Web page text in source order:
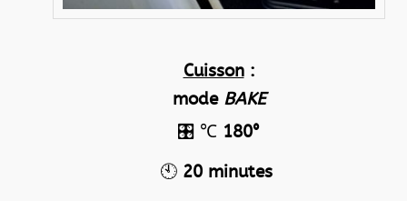
Cuisson:
mode BAKE
🎛️ ℃ 180°
🕙 20 minutes